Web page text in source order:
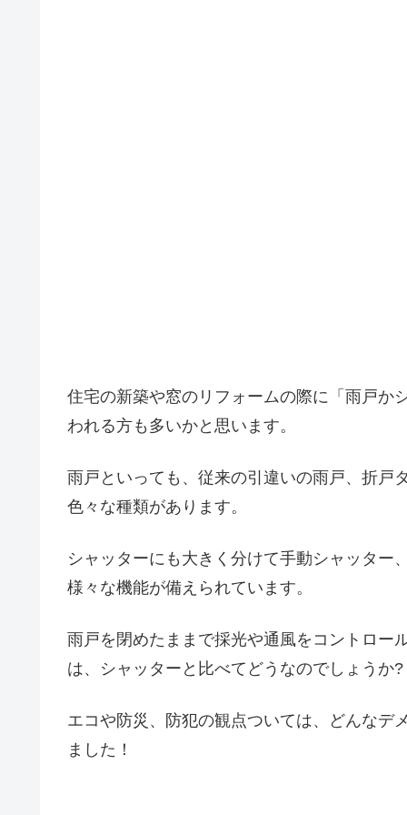
住宅の新築や窓のリフォームの際に「雨戸か
われる方も多いかと思います。
雨戸といっても、従来の引違いの雨戸、折戸
色々な種類があります。
シャッターにも大きく分けて手動シャッター
様々な機能が備えられています。
雨戸を閉めたままで採光や通風をコントロー
は、シャッターと比べてどうなのでしょうか?
エコや防災、防犯の観点ついては、どんなデ
ました！